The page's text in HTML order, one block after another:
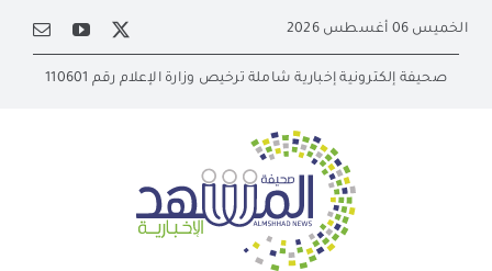
content
الخميس 06 أغسطس 2026
صحيفة إلكترونية إخبارية شاملة ترخيص وزارة الإعلام رقم 110601